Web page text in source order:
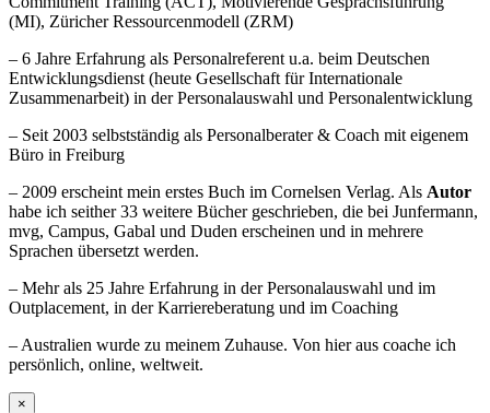
(MI), Züricher Ressourcenmodell (ZRM)
– 6 Jahre Erfahrung als Personalreferent u.a. beim Deutschen
Entwicklungsdienst (heute Gesellschaft für Internationale
Zusammenarbeit) in der Personalauswahl und Personalentwicklung
– Seit 2003 selbstständig als Personalberater & Coach mit eigenem
Büro in Freiburg
– 2009 erscheint mein erstes Buch im Cornelsen Verlag. Als Autor
habe ich seither 33 weitere Bücher geschrieben, die bei Junfermann,
mvg, Campus, Gabal und Duden erscheinen und in mehrere
Sprachen übersetzt werden.
– Mehr als 25 Jahre Erfahrung in der Personalauswahl und im
Outplacement, in der Karriereberatung und im Coaching
– Australien wurde zu meinem Zuhause. Von hier aus coache ich
persönlich, online, weltweit.
×